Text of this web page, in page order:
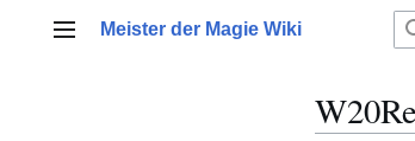
Hauptmenü
Meister der Magie Wiki